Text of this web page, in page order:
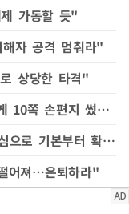
가동할 듯"
자 공격 멈춰라"
상당한 타격"
조국혁신당 성추행 피해자 측 "조국에게 10쪽 손편지 썼으나 답장 못 받아"
與 "조국혁신당 성비위 발생 유감…초심으로 기본부터 확립해야"
어져…은퇴하라"